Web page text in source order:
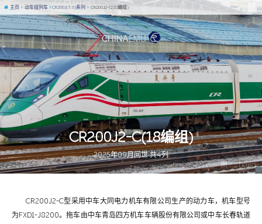
图 / Zhaisa
CR200J2-C(18编组)
2025年09月问世 共4列
主页 动车组列车 CR200J(3.0)系列 CR200J2-C(18编组)
CR200J2-C型采用中车大同电力机车有限公司生产的动力车，机车型号
为FXD1-J8200。拖车由中车青岛四方机车车辆股份有限公司或中车长春轨道